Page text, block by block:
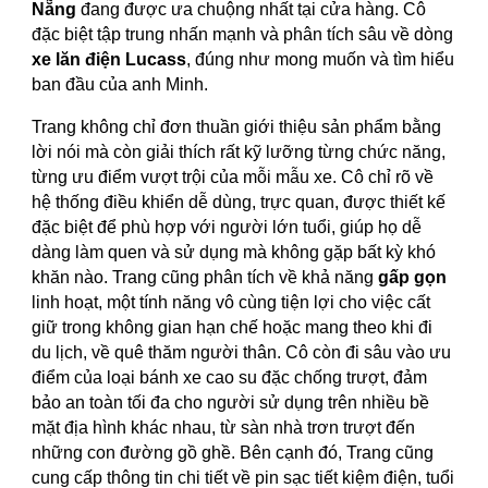
Nẵng đang được ưa chuộng nhất tại cửa hàng. Cô
đặc biệt tập trung nhấn mạnh và phân tích sâu về dòng
xe lăn điện Lucass, đúng như mong muốn và tìm hiểu
ban đầu của anh Minh.
Trang không chỉ đơn thuần giới thiệu sản phẩm bằng
lời nói mà còn giải thích rất kỹ lưỡng từng chức năng,
từng ưu điểm vượt trội của mỗi mẫu xe. Cô chỉ rõ về
hệ thống điều khiển dễ dùng, trực quan, được thiết kế
đặc biệt để phù hợp với người lớn tuổi, giúp họ dễ
dàng làm quen và sử dụng mà không gặp bất kỳ khó
khăn nào. Trang cũng phân tích về khả nănggấp gọn
linh hoạt, một tính năng vô cùng tiện lợi cho việc cất
giữ trong không gian hạn chế hoặc mang theo khi đi
du lịch, về quê thăm người thân. Cô còn đi sâu vào ưu
điểm của loại bánh xe cao su đặc chống trượt, đảm
bảo an toàn tối đa cho người sử dụng trên nhiều bề
mặt địa hình khác nhau, từ sàn nhà trơn trượt đến
những con đường gồ ghề. Bên cạnh đó, Trang cũng
cung cấp thông tin chi tiết về pin sạc tiết kiệm điện, tuổi